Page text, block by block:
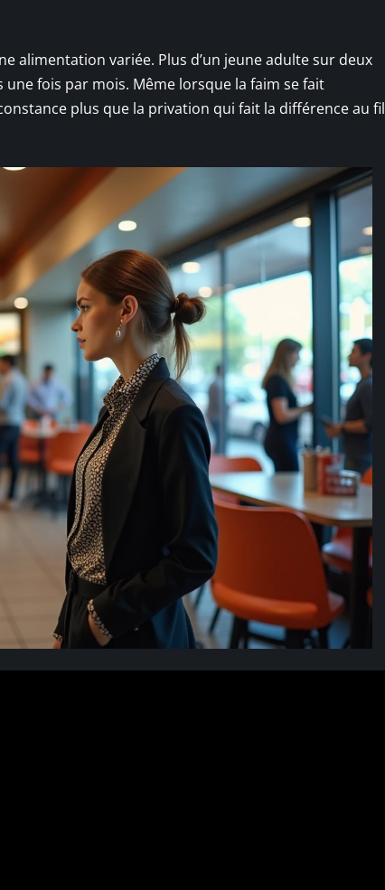
alimentation variée. Plus d’un jeune adulte sur deux
fois par mois. Même lorsque la faim se fait
plus que la privation qui fait la différence au fil